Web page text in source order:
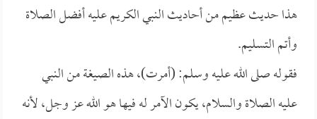
هذا حديث عظيم من أحاديث النبي الكريم عليه أفضل الصلاة
وأتم التسليم.
فقوله صلى الله عليه وسلم: (أمرت)، هذه الصيغة من النبي
عليه الصلاة والسلام، يكون الآمر له فيها هو الله عز وجل، لأنه